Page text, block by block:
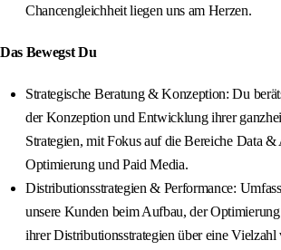
Chancengleichheit liegen uns am Herzen.
Das Bewegst Du
Strategische Beratung & Konzeption: Du
der Konzeption und Entwicklung ihrer
Strategien, mit Fokus auf die Bereiche Data
Optimierung und Paid Media.
Distributionsstrategien & Performance:
unsere Kunden beim Aufbau, der
ihrer Distributionsstrategien über eine